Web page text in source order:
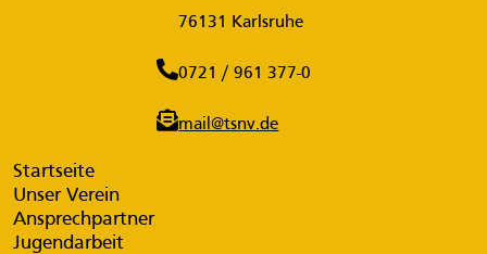
76131 Karlsruhe
0721 / 961 377-0
mail@tsnv.de
Startseite
Unser Verein
Ansprechpartner
Jugendarbeit